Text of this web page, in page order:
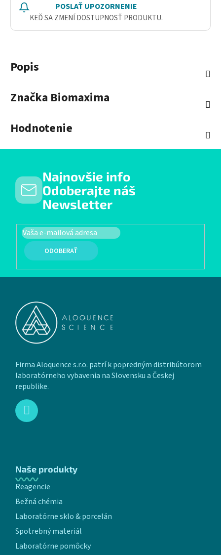
POSLAŤ UPOZORNENIE
KEĎ SA ZMENÍ DOSTUPNOSŤ PRODUKTU.
Popis
Značka Biomaxima
Hodnotenie
Najnovšie info
Odoberajte náš
Newsletter
PRIHLÁSIŤ SA
Firma Aloquence s.r.o. patrí k popredným distribútorom
laboratórneho vybavenia na Slovensku a Českej
republike.
Naše produkty
Reagencie
Bežná chémia
Laboratórne sklo & porcelán
Spotrebný materiál
Laboratórne pomôcky